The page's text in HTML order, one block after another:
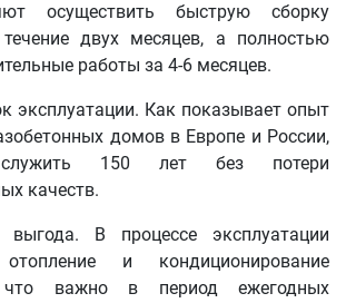
осуществить быструю сборку
двух месяцев, а полностью
работы за 4-6 месяцев.
эксплуатации. Как показывает опыт
домов в Европе и России,
150 лет без потери
качеств.
выгода. В процессе эксплуатации
и кондиционирование
что важно в период ежегодных